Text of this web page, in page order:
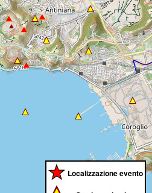
Localizzazione evento